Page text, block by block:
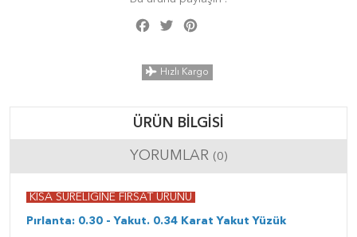
Facebook
Twitter
Hızlı Kargo
ÜRÜN BILGISI
YORUMLAR (0)
KISA SÜRELİĞİNE FIRSAT ÜRÜNÜ
Pırlanta: 0.30 - Yakut. 0.34 Karat Yakut Yüzük